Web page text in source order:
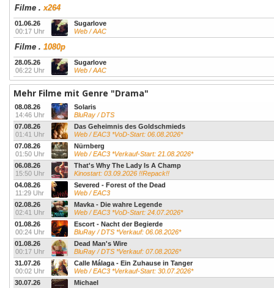
Filme .x264
01.06.26
00:17 Uhr
Sugarlove
Web / AAC
Filme . 1080p
28.05.26
06:22 Uhr
Sugarlove
Web / AAC
Mehr Filme mit Genre "Drama"
08.08.26
14:46 Uhr
Solaris
BluRay / DTS
07.08.26
01:41 Uhr
Das Geheimnis des Goldschmieds
Web / EAC3 *VoD-Start: 06.08.2026*
07.08.26
01:50 Uhr
Nürnberg
Web / EAC3 *Verkauf-Start: 21.08.2026*
06.08.26
15:50 Uhr
That's Why The Lady Is A Champ
Kinostart: 03.09.2026 !!Repack!!
04.08.26
11:29 Uhr
Severed - Forest of the Dead
Web / EAC3
02.08.26
02:41 Uhr
Mavka - Die wahre Legende
Web / EAC3 *VoD-Start: 24.07.2026*
01.08.26
00:24 Uhr
Escort - Nacht der Begierde
BluRay / DTS *Verkauf: 06.08.2026*
01.08.26
00:17 Uhr
Dead Man's Wire
BluRay / DTS *Verkauf: 07.08.2026*
31.07.26
00:02 Uhr
Calle Málaga - Ein Zuhause in Tanger
Web / EAC3 *Verkauf-Start: 30.07.2026*
30.07.26
Michael